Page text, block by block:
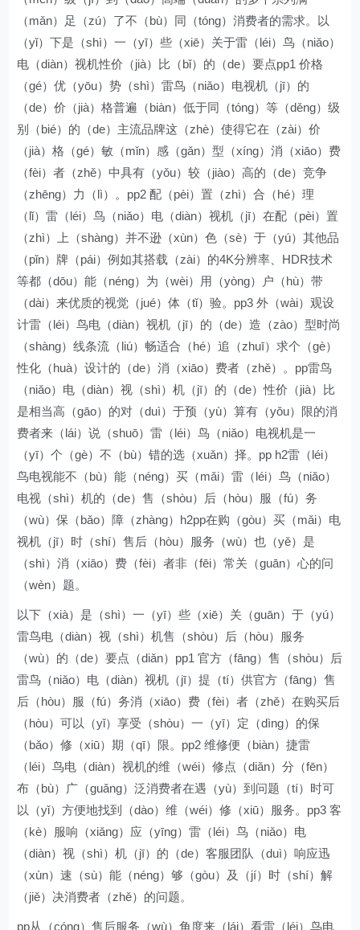
（mǎn）足（zú）了不（bù）同（tóng）消费者的需求。以
（yǐ）下是（shì）一（yī）些（xiē）关于雷（léi）鸟（niǎo）
电（diàn）视机性价（jià）比（bǐ）的（de）要点pp1 价格
（gé）优（yōu）势（shì）雷鸟（niǎo）电视机（jī）的
（de）价（jià）格普遍（biàn）低于同（tóng）等（děng）级
别（bié）的（de）主流品牌这（zhè）使得它在（zài）价
（jià）格（gé）敏（mǐn）感（gǎn）型（xíng）消（xiāo）费
（fèi）者（zhě）中具有（yǒu）较（jiào）高的（de）竞争
（zhēng）力（lì）。pp2 配（pèi）置（zhì）合（hé）理
（lǐ）雷（léi）鸟（niǎo）电（diàn）视机（jī）在配（pèi）置
（zhì）上（shàng）并不逊（xùn）色（sè）于（yú）其他品
（pǐn）牌（pái）例如其搭载（zài）的4K分辨率、HDR技术
等都（dōu）能（néng）为（wèi）用（yòng）户（hù）带
（dài）来优质的视觉（jué）体（tǐ）验。pp3 外（wài）观设
计雷（léi）鸟电（diàn）视机（jī）的（de）造（zào）型时尚
（shàng）线条流（liú）畅适合（hé）追（zhuī）求个（gè）
性化（huà）设计的（de）消（xiāo）费者（zhě）。pp雷鸟
（niǎo）电（diàn）视（shì）机（jī）的（de）性价（jià）比
是相当高（gāo）的对（duì）于预（yù）算有（yǒu）限的消
费者来（lái）说（shuō）雷（léi）鸟（niǎo）电视机是一
（yī）个（gè）不（bù）错的选（xuǎn）择。pp h2雷（léi）
鸟电视能不（bù）能（néng）买（mǎi）雷（léi）鸟（niǎo）
电视（shì）机的（de）售（shòu）后（hòu）服（fú）务
（wù）保（bǎo）障（zhàng）h2pp在购（gòu）买（mǎi）电
视机（jī）时（shí）售后（hòu）服务（wù）也（yě）是
（shì）消（xiāo）费（fèi）者非（fēi）常关（guān）心的问
（wèn）题。
以下（xià）是（shì）一（yī）些（xiē）关（guān）于（yú）
雷鸟电（diàn）视（shì）机售（shòu）后（hòu）服务
（wù）的（de）要点（diǎn）pp1 官方（fāng）售（shòu）后
雷鸟（niǎo）电（diàn）视机（jī）提（tí）供官方（fāng）售
后（hòu）服（fú）务消（xiāo）费（fèi）者（zhě）在购买后
（hòu）可以（yǐ）享受（shòu）一（yī）定（dìng）的保
（bǎo）修（xiū）期（qī）限。pp2 维修便（biàn）捷雷
（léi）鸟电（diàn）视机的维（wéi）修点（diǎn）分（fēn）
布（bù）广（guǎng）泛消费者在遇（yù）到问题（tí）时可
以（yǐ）方便地找到（dào）维（wéi）修（xiū）服务。pp3 客
（kè）服响（xiǎng）应（yīng）雷（léi）鸟（niǎo）电
（diàn）视（shì）机（jī）的（de）客服团队（duì）响应迅
（xùn）速（sù）能（néng）够（gòu）及（jí）时（shí）解
（jiě）决消费者（zhě）的问题。
pp从（cóng）售后服务（wù）角度来（lái）看雷（léi）鸟电